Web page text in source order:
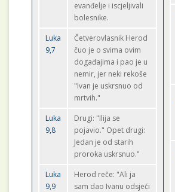
evanđelje i iscjeljivali
bolesnike.
Luka
9,7
Četverovlasnik Herod
čuo je o svima ovim
događajima i pao je u
nemir, jer neki rekoše
"Ivan je uskrsnuo od
mrtvih."
Luka
9,8
Drugi: "Ilija se
pojavio." Opet drugi:
Jedan je od starih
proroka uskrsnuo."
Luka
9,9
Herod reče: "Ali ja
sam dao Ivanu odsjeći